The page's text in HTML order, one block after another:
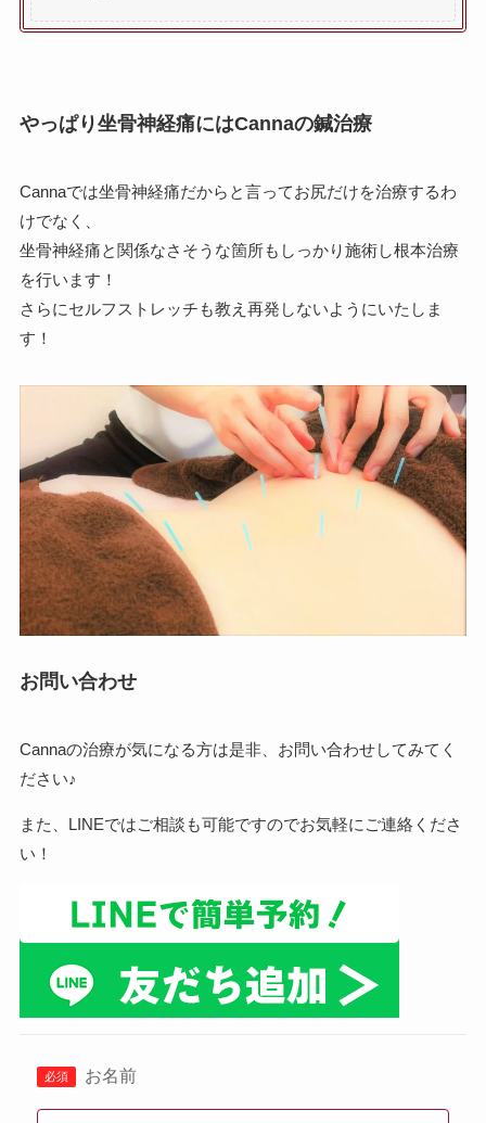
やっぱり坐骨神経痛にはCannaの鍼治療
Cannaでは坐骨神経痛だからと言ってお尻だけを治療するわ
けでなく、
坐骨神経痛と関係なさそうな箇所もしっかり施術し根本治療
を行います！
さらにセルフストレッチも教え再発しないようにいたしま
す！
お問い合わせ
Cannaの治療が気になる方は是非、お問い合わせしてみてく
ださい♪
また、LINEではご相談も可能ですのでお気軽にご連絡くださ
い！
お名前